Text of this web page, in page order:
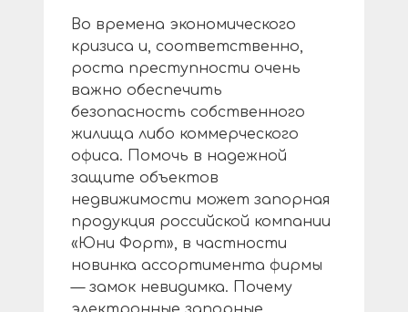
Во времена экономического
кризиса и, соответственно,
роста преступности очень
важно обеспечить
безопасность собственного
жилища либо коммерческого
офиса. Помочь в надежной
защите объектов
недвижимости может запорная
продукция российской компании
«Юни Форт», в частности
новинка ассортимента фирмы
— замок невидимка. Почему